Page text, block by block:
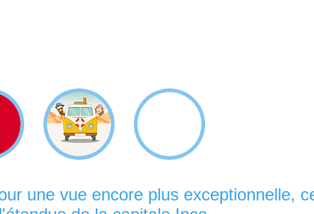
une vue encore plus exceptionnelle,